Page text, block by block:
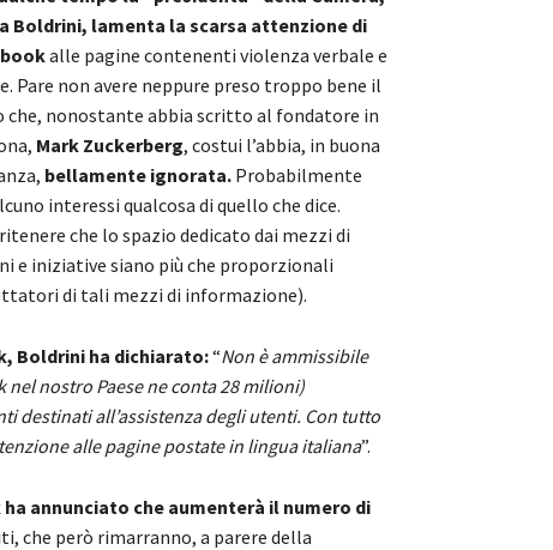
Boldrini, lamenta la scarsa attenzione di
alle pagine contenenti violenza verbale e
Pare non avere neppure preso troppo bene il
nonostante abbia scritto al fondatore in
Mark Zuckerberg, costui l’abbia, in buona
bellamente ignorata.Probabilmente
interessi qualcosa di quello che dice.
che lo spazio dedicato dai mezzi di
e iniziative siano più che proporzionali
di tali mezzi di informazione).
Boldrini ha dichiarato:“Non è ammissibile
nostro Paese ne conta 28 milioni)
all’assistenza degli utenti. Con tutto
alle pagine postate in lingua italiana”.
annunciato che aumenterà il numero di
che però rimarranno, a parere della